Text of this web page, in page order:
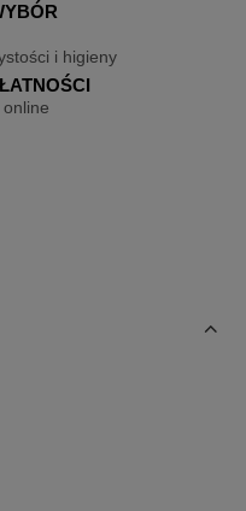
i higieny
online